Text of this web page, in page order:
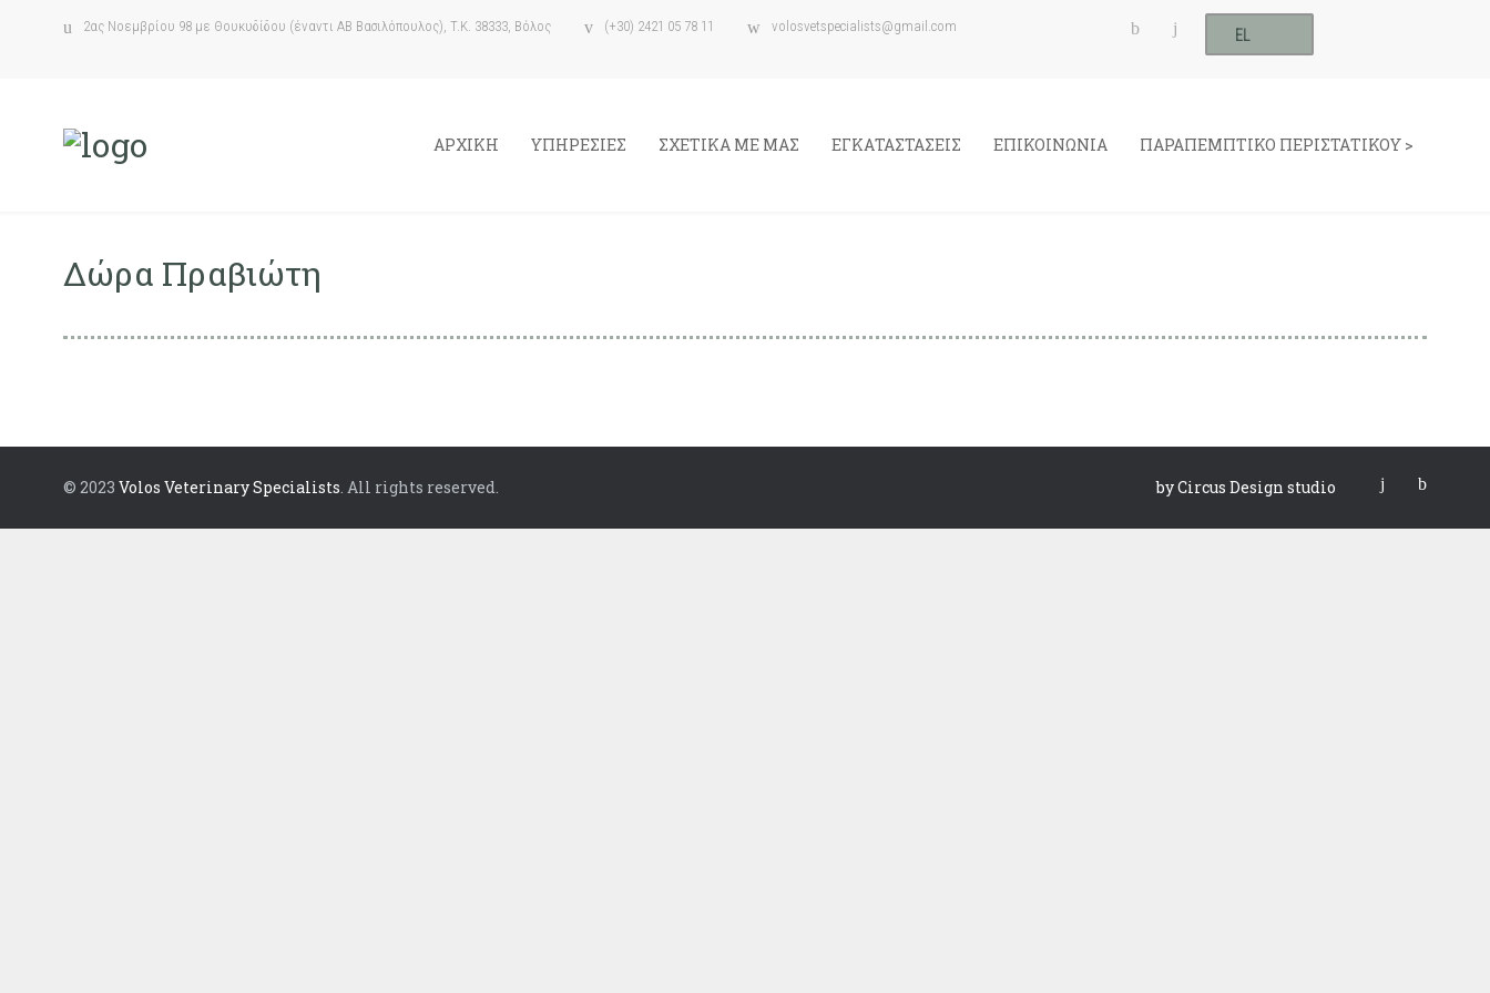
2ας Νοεμβρίου 98 με Θουκυδίδου (έναντι ΑΒ Βασιλόπουλος), T.K. 38333, Βόλος (+30) 2421 05 78 11 volosvetspecialists@gmail.com EL
ΑΡΧΙΚΗ ΥΠΗΡΕΣΙΕΣ ΣΧΕΤΙΚΑ ΜΕ ΜΑΣ ΕΓΚΑΤΑΣΤΑΣΕΙΣ ΕΠΙΚΟΙΝΩΝΙΑ ΠΑΡΑΠΕΜΠΤΙΚΟ ΠΕΡΙΣΤΑΤΙΚΟΥ >
Δώρα Πραβιώτη
© 2023 Volos Veterinary Specialists. All rights reserved. by Circus Design studio